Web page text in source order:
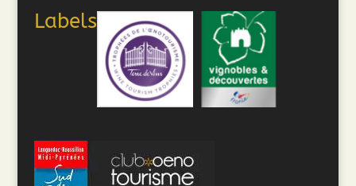
Labels